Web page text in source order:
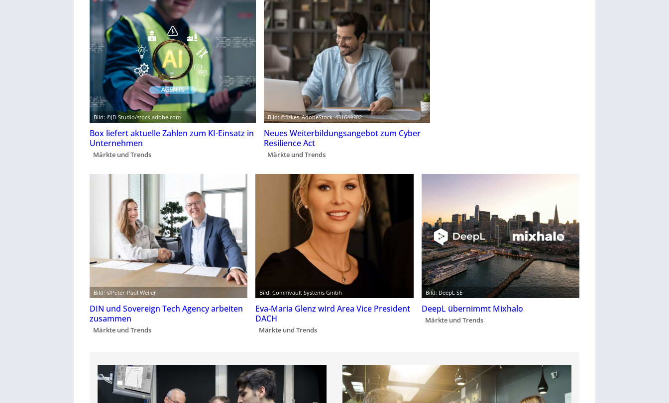
Bild: ©JD Studio/stock.adobe.com
Box liefert aktuelle Zahlen zum KI-Einsatz in
Unternehmen
Märkte und Trends
Bild: ©fizkes_AdobeStock_431649902
Neues Weiterbildungsangebot zum Cyber
Resilience Act
Märkte und Trends
Bild: ©Peter-Paul Weiler
DIN und Sovereign Tech Agency arbeiten
zusammen
Märkte und Trends
Bild: Commvault Systems Gmbh
Eva-Maria Glenz wird Area Vice President
DACH
Märkte und Trends
Bild: DeepL SE
DeepL übernimmt Mixhalo
Märkte und Trends